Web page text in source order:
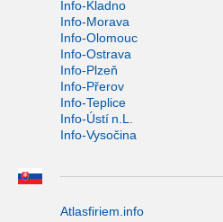
Info-Kladno
Info-Morava
Info-Olomouc
Info-Ostrava
Info-Plzeň
Info-Přerov
Info-Teplice
Info-Ústí n.L.
Info-Vysočina
Atlasfiriem.info